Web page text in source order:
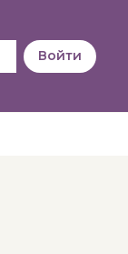
Войти